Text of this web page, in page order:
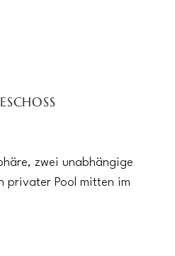
zwei unabhängige
privater Pool mitten im